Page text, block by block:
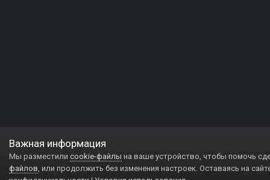
Важная информация
Мы разместили cookie-файлы на ваше устройство, чтобы помочь
файлов, или продолжить без изменения настроек. Оставаясь на